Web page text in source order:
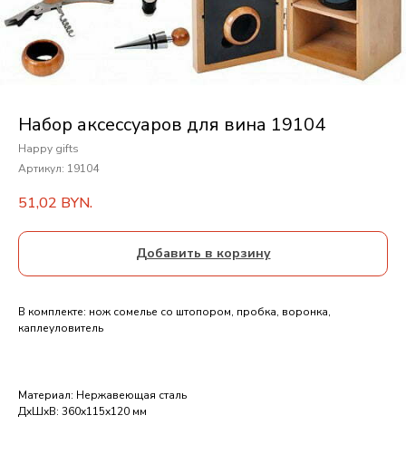
Набор аксессуаров для вина 19104
Happy gifts
Артикул: 19104
51,02 BYN.
Добавить в корзину
В комплекте: нож сомелье со штопором, пробка, воронка,
каплеуловитель
Материал: Нержавеющая сталь
ДxШxВ: 360x115x120 мм